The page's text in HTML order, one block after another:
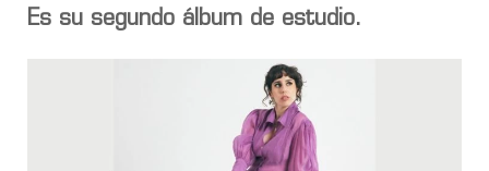
Es su segundo álbum de estudio.